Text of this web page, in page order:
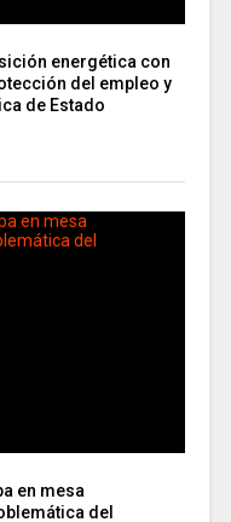
energética con
del empleo y
de Estado
en mesa
del